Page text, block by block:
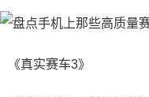
《真实赛车3》